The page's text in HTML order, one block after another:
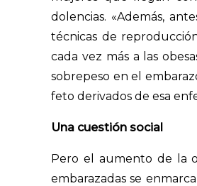
dolencias. «Además,
técnicas de
cada vez más a las
sobrepeso en el
feto derivados de esa
Una cuestión social
Pero el aumento de la
embarazadas se